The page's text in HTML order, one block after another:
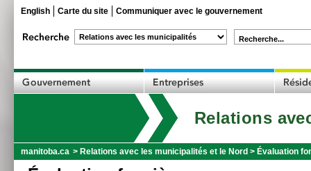
English Carte du site Communiquer avec le gouvernement
Recherche...
Relations
manitoba.ca > Relations avec les municipalités et le Nord > Évaluation